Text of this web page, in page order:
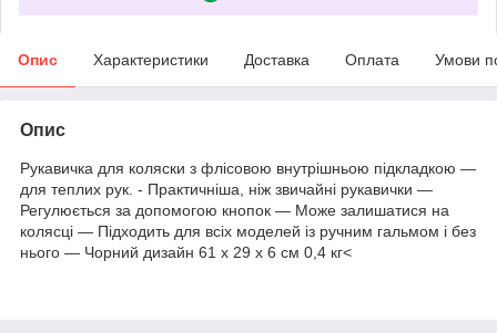
Опис Характеристики Доставка Оплата Умови
Опис
Рукавичка для коляски з флісовою внутрішньою підкладкою —
для теплих рук. - Практичніша, ніж звичайні рукавички —
Регулюється за допомогою кнопок — Може залишатися на
колясці — Підходить для всіх моделей із ручним гальмом і без
нього — Чорний дизайн 61 x 29 x 6 см 0,4 кг<